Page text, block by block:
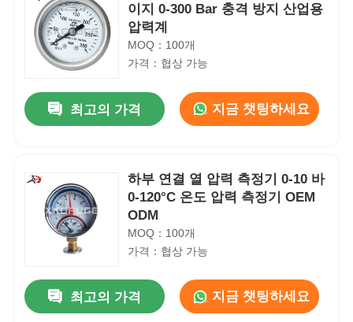
이지 0-300 Bar 충격 방지 산업용
압력계
MOQ：100개
가격：협상 가능
최고의 가격 지금 챗팅하세요
하부 연결 열 압력 측정기 0-10 바
0-120°C 온도 압력 측정기 OEM
ODM
MOQ：100개
가격：협상 가능
최고의 가격 지금 챗팅하세요